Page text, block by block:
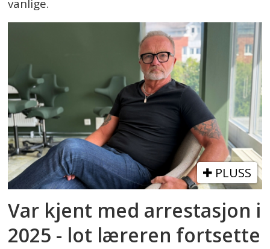
vanlige.
PLUSS
Var kjent med arrestasjon i
2025 - lot læreren fortsette